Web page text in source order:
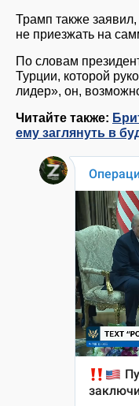
Трамп также
не приезжать на
По словам
Турции, которой
лидер», он,
Читайте также:
ему заглянуть в